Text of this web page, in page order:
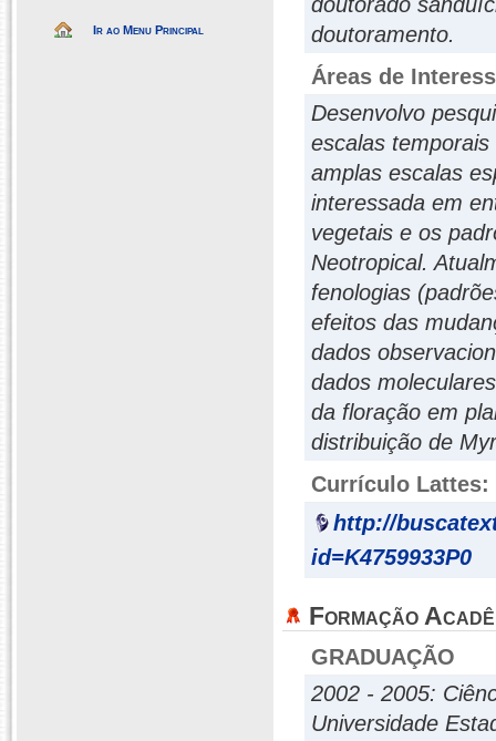
Ir ao Menu Principal
doutoramento.
Áreas de
Desenvolvo
escalas
amplas escalas
interessada em
vegetais e os
Neotropical.
fenologias
efeitos das
dados
dados
da floração em
distribuição de
Currículo Lattes:
http://
id=K4759933P0
Formação
GRADUAÇÃO
2002 - 2005:
Universidade